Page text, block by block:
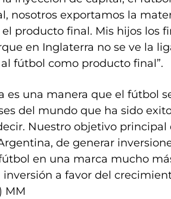
nosotros exportamos la
producto final. Mis hijos los
en Inglaterra no se ve la
fútbol como producto final”.
es una manera que el fútbol
del mundo que ha sido
Nuestro objetivo principal
de generar
en una marca mucho
inversión a favor del
MM